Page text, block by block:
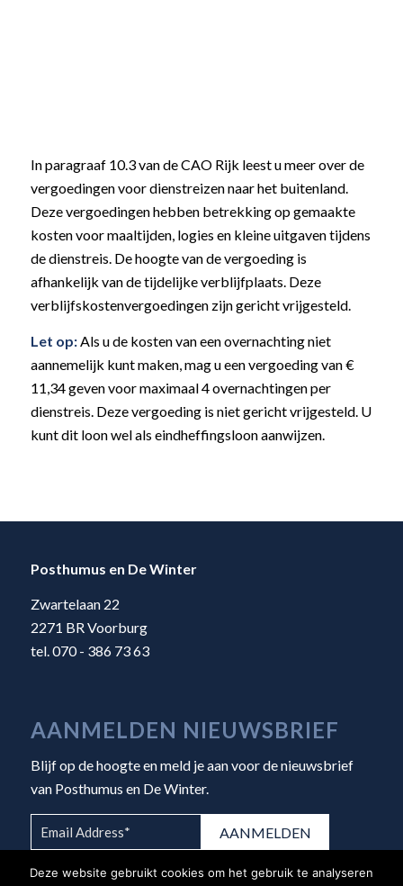
In paragraaf 10.3 van de CAO Rijk leest u meer over de
vergoedingen voor dienstreizen naar het buitenland.
Deze vergoedingen hebben betrekking op gemaakte
kosten voor maaltijden, logies en kleine uitgaven tijdens
de dienstreis. De hoogte van de vergoeding is
afhankelijk van de tijdelijke verblijfplaats. Deze
verblijfskostenvergoedingen zijn gericht vrijgesteld.
Let op: Als u de kosten van een overnachting niet
aannemelijk kunt maken, mag u een vergoeding van €
11,34 geven voor maximaal 4 overnachtingen per
dienstreis. Deze vergoeding is niet gericht vrijgesteld. U
kunt dit loon wel als eindheffingsloon aanwijzen.
Posthumus en De Winter
Zwartelaan 22
2271 BR Voorburg
tel. 070 - 386 73 63
AANMELDEN NIEUWSBRIEF
Blijf op de hoogte en meld je aan voor de nieuwsbrief
van Posthumus en De Winter.
Deze website gebruikt cookies om het gebruik te analyseren